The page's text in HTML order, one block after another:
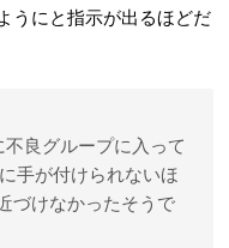
うにと指示が出るほどだ
不良グループに入って
手が付けられないほ
づけなかったそうで